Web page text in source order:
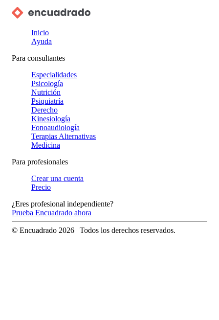
Inicio
Ayuda
Para consultantes
Especialidades
Psicología
Nutrición
Psiquiatría
Derecho
Kinesiología
Fonoaudiología
Terapias Alternativas
Medicina
Para profesionales
Crear una cuenta
Precio
¿Eres profesional independiente?
Prueba Encuadrado ahora
© Encuadrado 2026 | Todos los derechos reservados.